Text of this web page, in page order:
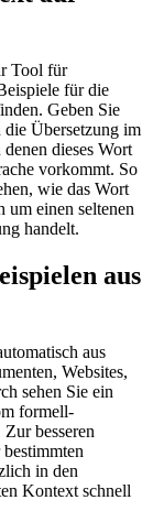
Tool für
für die
Geben Sie
Übersetzung im
dieses Wort
vorkommt. So
wie das Wort
einen seltenen
handelt.
aus
aus
Websites,
sehen Sie ein
formell-
besseren
in den
Kontext schnell